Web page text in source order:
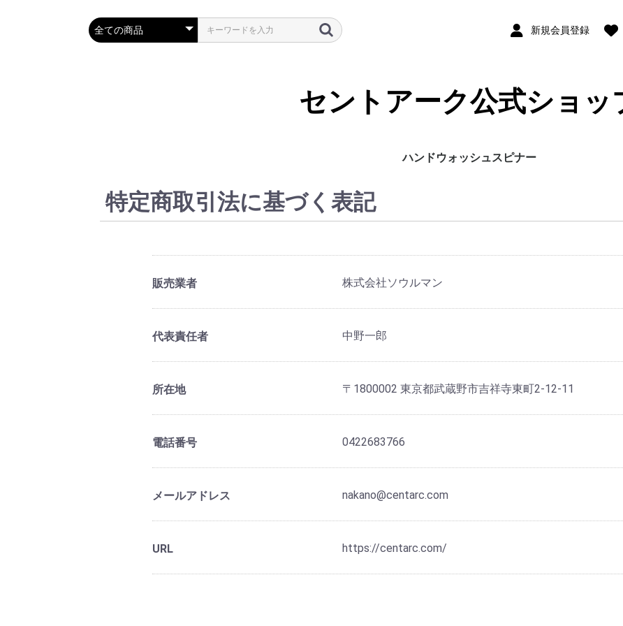
新規会員登録
セントアーク公式ショッ
ハンドウォッシュスピナー
特定商取引法に基づく表記
販売業者 株式会社ソウルマン
代表責任者 中野一郎
所在地 〒1800002 東京都武蔵野市吉祥寺東町2-12-11
電話番号 0422683766
メールアドレス nakano@centarc.com
URL https://centarc.com/